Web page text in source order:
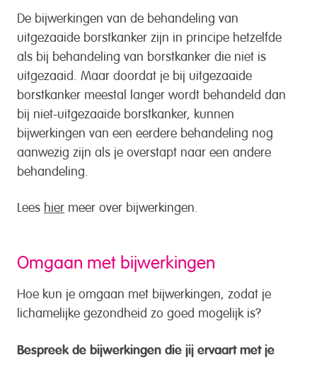
De bijwerkingen van de behandeling van
uitgezaaide borstkanker zijn in principe hetzelfde
als bij behandeling van borstkanker die niet is
uitgezaaid. Maar doordat je bij uitgezaaide
borstkanker meestal langer wordt behandeld dan
bij niet-uitgezaaide borstkanker, kunnen
bijwerkingen van een eerdere behandeling nog
aanwezig zijn als je overstapt naar een andere
behandeling.
Lees hier meer over bijwerkingen.
Omgaan met bijwerkingen
Hoe kun je omgaan met bijwerkingen, zodat je
lichamelijke gezondheid zo goed mogelijk is?
Bespreek de bijwerkingen die jij ervaart met je